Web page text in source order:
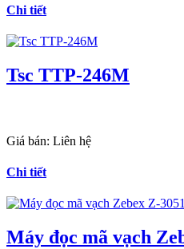
Chi tiết
Tsc TTP-246M
Giá bán: Liên hệ
Chi tiết
Máy đọc mã vạch